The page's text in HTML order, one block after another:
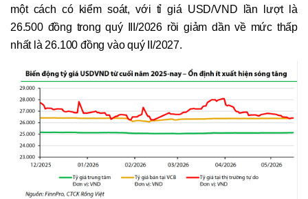
một cách có kiểm soát, với tỉ giá USD/VND lần lượt là
26.500 đồng trong quý III/2026 rồi giảm dần về mức thấp
nhất là 26.100 đồng vào quý II/2027.